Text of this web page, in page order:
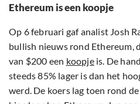
Ethereum is een koopje
Op 6 februari gaf analist Josh
bullish nieuws rond Ethereum,
van $200 een koopjeis. De
steeds 85% lager is dan het
werd. De koers lag toen rond